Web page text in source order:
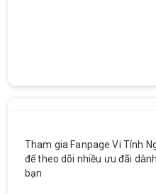
Tham gia Fanpage Vi Tính
để theo dõi nhiều ưu đãi
bạn